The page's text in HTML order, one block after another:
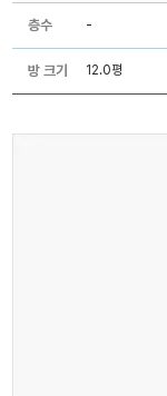
층수 -
방 크기 12.0평